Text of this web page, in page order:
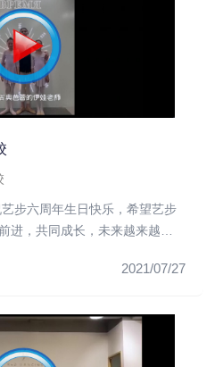
步六周年生日快乐，希望艺步
进，共同成长，未来越来越
2021/07/27